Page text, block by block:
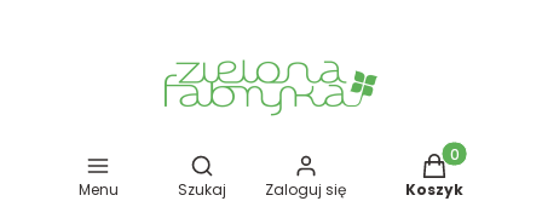
Menu
Otwórz wyszukiwarkę
Szukaj Zaloguj się
Produkty w
Koszyk